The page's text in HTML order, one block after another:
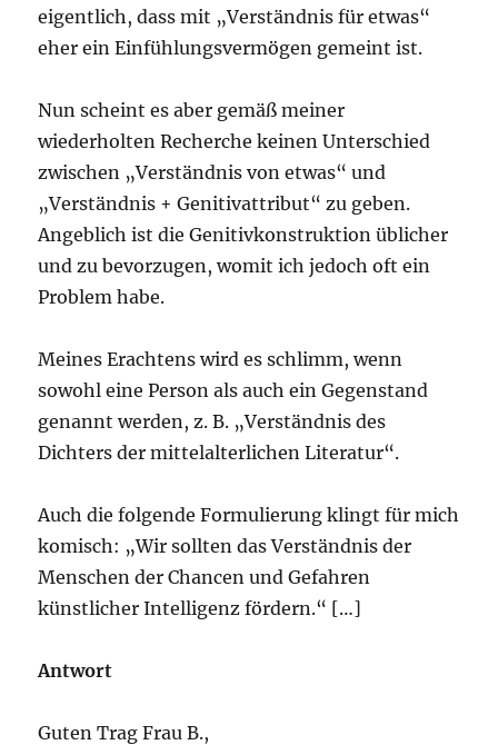
eigentlich, dass mit „Verständnis für etwas“
eher ein Einfühlungsvermögen gemeint ist.
Nun scheint es aber gemäß meiner
wiederholten Recherche keinen Unterschied
zwischen „Verständnis von etwas“ und
„Verständnis + Genitivattribut“ zu geben.
Angeblich ist die Genitivkonstruktion üblicher
und zu bevorzugen, womit ich jedoch oft ein
Problem habe.
Meines Erachtens wird es schlimm, wenn
sowohl eine Person als auch ein Gegenstand
genannt werden, z. B. „Verständnis des
Dichters der mittelalterlichen Literatur“.
Auch die folgende Formulierung klingt für mich
komisch: „Wir sollten das Verständnis der
Menschen der Chancen und Gefahren
künstlicher Intelligenz fördern.“ […]
Antwort
Guten Trag Frau B.,